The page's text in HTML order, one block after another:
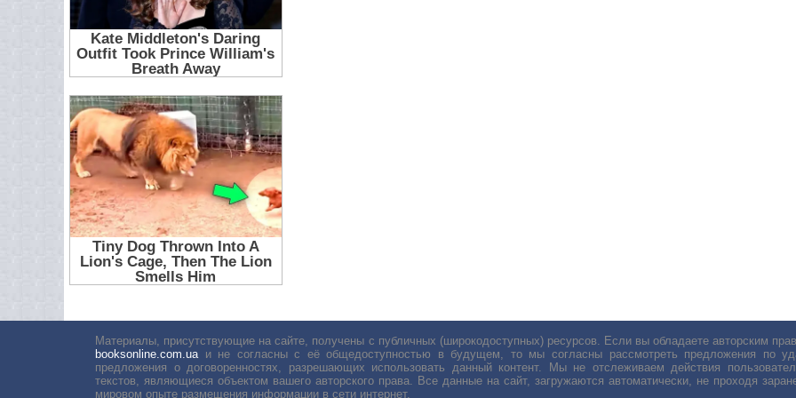
Материалы, присутствующие на сайте, получены с публичных (широкодоступных) ресурсов. Если вы обладаете авторским
booksonline.com.ua и не согласны с её общедоступностью в будущем, то мы согласны рассмотреть предложения по
предложения о договоренностях, разрешающих использовать данный контент. Мы не отслеживаем действия
текстов, являющиеся объектом вашего авторского права. Все данные на сайт, загружаются автоматически, не проходя
мировом опыте размещения информации в сети интернет.